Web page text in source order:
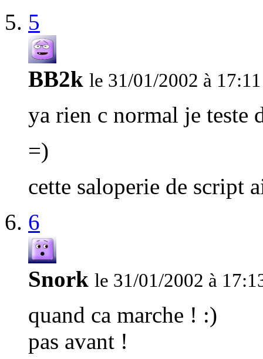
5
BB2k le 31/01/2002 à 17:11
ya rien c normal je teste
=)
cette saloperie de script
6
Snork le 31/01/2002 à
quand ca marche ! :)
pas avant !